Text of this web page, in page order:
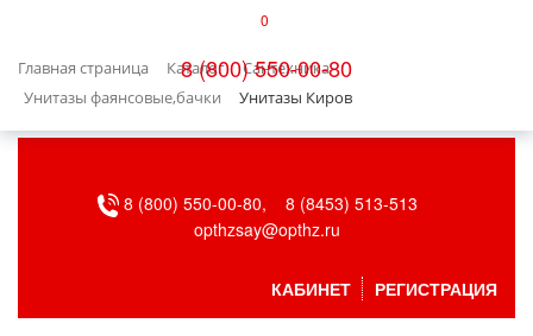
0
8 (800) 550-00-80
Главная страница Каталог
Сантехника
Унитазы фаянсовые,бачки
Унитазы Киров
БЫТОВАЯ ТЕХНИКА
ВЕНТИЛЯЦИЯ8 (800) 550-00-80,
8 (8453) 513-513
opthzsay@opthz.ru
КАБИНЕТ РЕГИСТРАЦИЯ